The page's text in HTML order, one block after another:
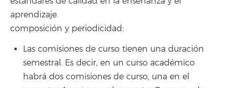
aprendizaje.
composición y periodicidad:
Las comisiones de curso tienen una duración
semestral. Es decir, en un curso académico
habrá dos comisiones de curso, una en el